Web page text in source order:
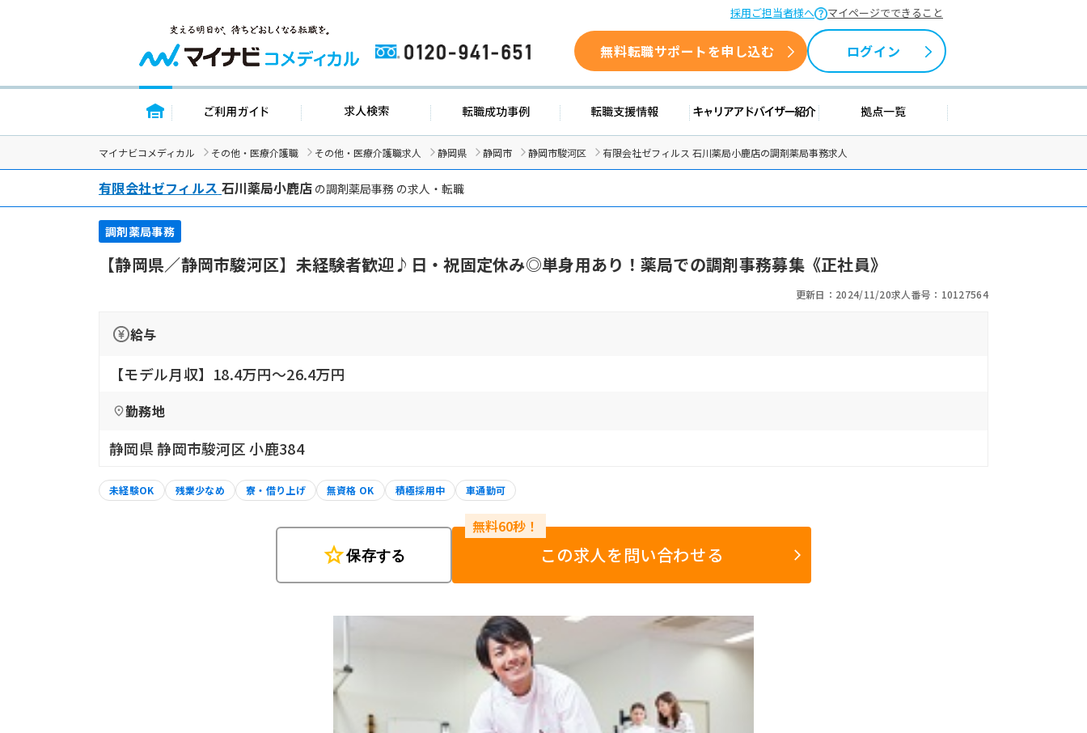
採用ご担当者様へ マイページでできること
0120-941-651 無料転職サポートを申し込む ログイン
トップページ ご利用ガイド 求人検索 転職成功事例 転職支援情報 キャリアアドバイザー紹介 拠点一覧
マイナビコメディカル その他・医療介護職 その他・医療介護職求人 静岡県 静岡市 静岡市駿河区 有限会社ゼフィルス 石川薬局小鹿店の調剤薬局事務求人
有限会社ゼフィルス 石川薬局小鹿店 の調剤薬局事務 の求人・転職
調剤薬局事務
【静岡県／静岡市駿河区】未経験者歓迎♪日・祝固定休み◎単身用あり！薬局での調剤事務募集《正社員》
更新日：2024/11/20求人番号：10127564
給与
【モデル月収】18.4万円〜26.4万円
勤務地
静岡県 静岡市駿河区 小鹿384
未経験OK 残業少なめ 寮・借り上げ 無資格 OK 積極採用中 車通勤可
star保存する この求人を問い合わせる